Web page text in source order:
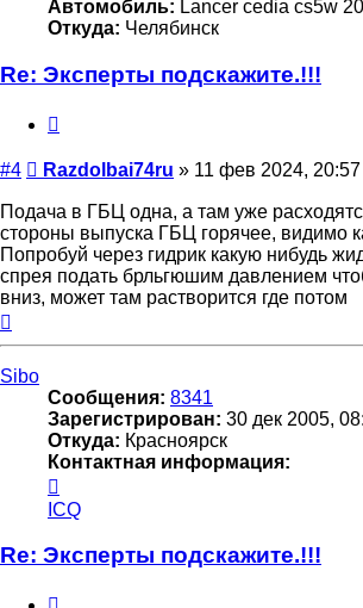
Автомобиль: Lancer cedia cs5w
Откуда: Челябинск
Re: Эксперты подскажите.!!!
#4 Сообщение
Razdolbai74ru » 11 фев 2024, 20:57
Подача в ГБЦ одна, а там уже
стороны выпуска ГБЦ горячее, видимо
Попробуй через гидрик какую нибудь
спрея подать брльгюшим давлением
вниз, может там растворится где потом
Sibo
Сообщения: 8341
Зарегистрирован: 30 дек 2005,
Откуда: Красноярск
Контактная информация:
информация
пользователя
Sibo
ICQ
Re: Эксперты подскажите.!!!